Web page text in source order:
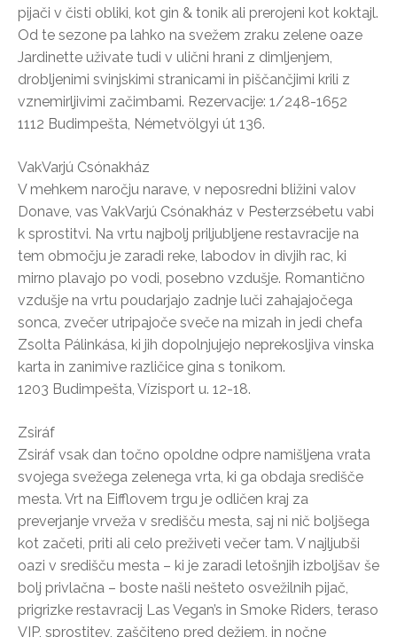
pijači v čisti obliki, kot gin & tonik ali prerojeni kot koktajl.
Od te sezone pa lahko na svežem zraku zelene oaze
Jardinette uživate tudi v ulični hrani z dimljenjem,
drobljenimi svinjskimi stranicami in piščančjimi krili z
vznemirljivimi začimbami. Rezervacije: 1/248-1652
1112 Budimpešta, Németvölgyi út 136.
VakVarjú Csónakház
V mehkem naročju narave, v neposredni bližini valov
Donave, vas VakVarjú Csónakház v Pesterzsébetu vabi
k sprostitvi. Na vrtu najbolj priljubljene restavracije na
tem območju je zaradi reke, labodov in divjih rac, ki
mirno plavajo po vodi, posebno vzdušje. Romantično
vzdušje na vrtu poudarjajo zadnje luči zahajajočega
sonca, zvečer utripajoče sveče na mizah in jedi chefa
Zsolta Pálinkása, ki jih dopolnjujejo neprekosljiva vinska
karta in zanimive različice gina s tonikom.
1203 Budimpešta, Vízisport u. 12-18.
Zsiráf
Zsiráf vsak dan točno opoldne odpre namišljena vrata
svojega svežega zelenega vrta, ki ga obdaja središče
mesta. Vrt na Eifflovem trgu je odličen kraj za
preverjanje vrveža v središču mesta, saj ni nič boljšega
kot začeti, priti ali celo preživeti večer tam. V najljubši
oazi v središču mesta – ki je zaradi letošnjih izboljšav še
bolj privlačna – boste našli nešteto osvežilnih pijač,
prigrizke restavracij Las Vegan’s in Smoke Riders, teraso
VIP, sprostitev, zaščiteno pred dežjem, in nočne